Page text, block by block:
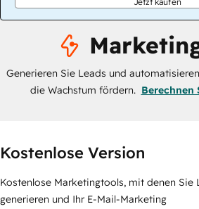
Generieren Sie Leads und
die Wachstum fördern. Berechnen
Kostenlose Version
Kostenlose Marketingtools, mit denen Sie
generieren und Ihr E-Mail-Marketing